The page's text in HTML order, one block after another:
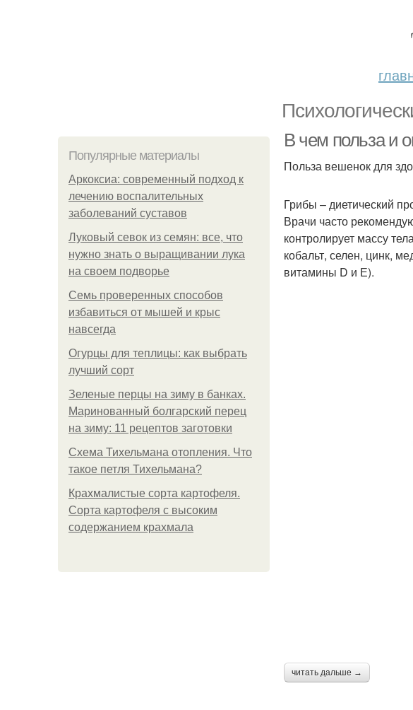
Популярные материалы
Аркоксиа: современный подход к
лечению воспалительных
заболеваний суставов
Луковый севок из семян: все, что
нужно знать о выращивании лука
на своем подворье
Семь проверенных способов
избавиться от мышей и крыс
навсегда
Огурцы для теплицы: как выбрать
лучший сорт
Зеленые перцы на зиму в банках.
Маринованный болгарский перец
на зиму: 11 рецептов заготовки
Схема Тихельмана отопления. Что
такое петля Тихельмана?
Крахмалистые сорта картофеля.
Сорта картофеля с высоким
содержанием крахмала
В чем польза и
​​​​​​​Польза вешенок для
Грибы – диетический
Врачи часто
контролирует массу
кобальт, селен, цинк,
витамины D и Е).
читать дальше →